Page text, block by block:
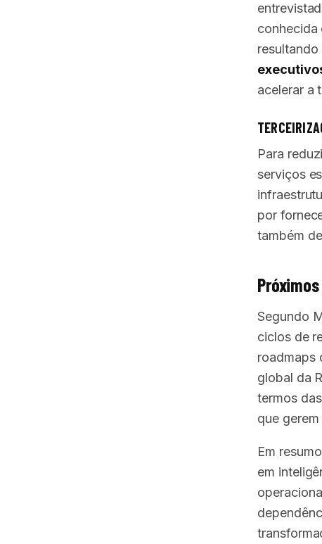
conhecida
acelerar a
Para
serviços
por
também
Segundo
ciclos de
roadmaps
global da
termos
que
Em
em